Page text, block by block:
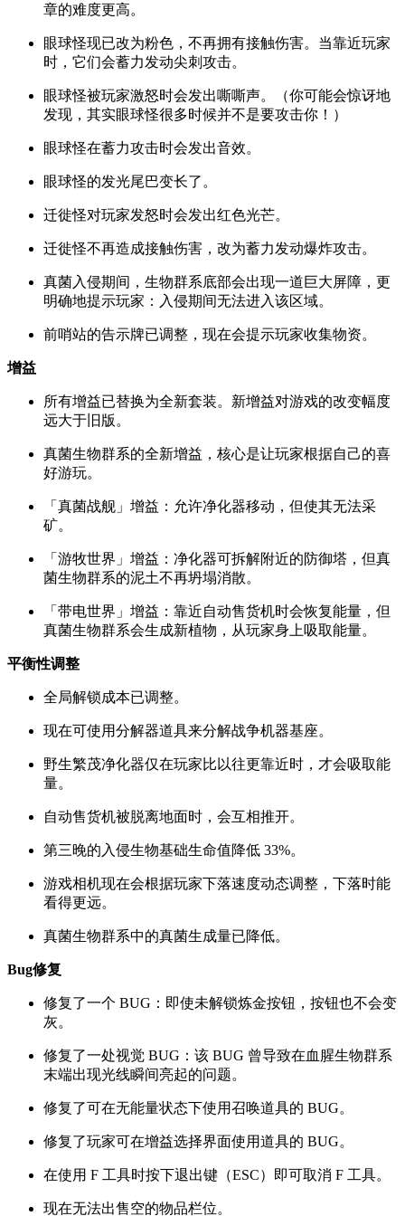
章的难度更高。
眼球怪现已改为粉色，不再拥有接触伤害。当靠近玩家
时，它们会蓄力发动尖刺攻击。
眼球怪被玩家激怒时会发出嘶嘶声。（你可能会惊讶地
发现，其实眼球怪很多时候并不是要攻击你！）
眼球怪在蓄力攻击时会发出音效。
眼球怪的发光尾巴变长了。
迁徙怪对玩家发怒时会发出红色光芒。
迁徙怪不再造成接触伤害，改为蓄力发动爆炸攻击。
真菌入侵期间，生物群系底部会出现一道巨大屏障，更
明确地提示玩家：入侵期间无法进入该区域。
前哨站的告示牌已调整，现在会提示玩家收集物资。
增益
所有增益已替换为全新套装。新增益对游戏的改变幅度
远大于旧版。
真菌生物群系的全新增益，核心是让玩家根据自己的喜
好游玩。
「真菌战舰」增益：允许净化器移动，但使其无法采
矿。
「游牧世界」增益：净化器可拆解附近的防御塔，但真
菌生物群系的泥土不再坍塌消散。
「带电世界」增益：靠近自动售货机时会恢复能量，但
真菌生物群系会生成新植物，从玩家身上吸取能量。
平衡性调整
全局解锁成本已调整。
现在可使用分解器道具来分解战争机器基座。
野生繁茂净化器仅在玩家比以往更靠近时，才会吸取能
量。
自动售货机被脱离地面时，会互相推开。
第三晚的入侵生物基础生命值降低 33%。
游戏相机现在会根据玩家下落速度动态调整，下落时能
看得更远。
真菌生物群系中的真菌生成量已降低。
Bug修复
修复了一个 BUG：即使未解锁炼金按钮，按钮也不会变
灰。
修复了一处视觉 BUG：该 BUG 曾导致在血腥生物群系
末端出现光线瞬间亮起的问题。
修复了可在无能量状态下使用召唤道具的 BUG。
修复了玩家可在增益选择界面使用道具的 BUG。
在使用 F 工具时按下退出键（ESC）即可取消 F 工具。
现在无法出售空的物品栏位。